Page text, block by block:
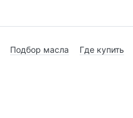
Подбор масла Где купить